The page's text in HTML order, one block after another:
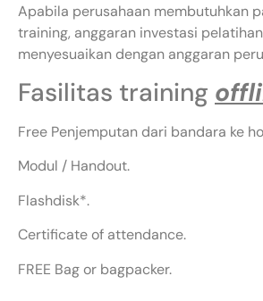
Apabila perusahaan membutuhkan
training, anggaran investasi
menyesuaikan dengan anggaran
Fasilitas training
Free Penjemputan dari bandara ke
Modul / Handout.
Flashdisk*.
Certificate of attendance.
FREE Bag or bagpacker.